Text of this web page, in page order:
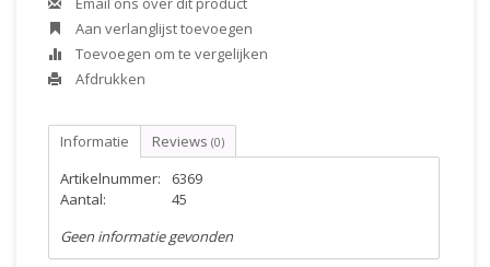
Aan verlanglijst toevoegen
Toevoegen om te vergelijken
Afdrukken
Informatie Reviews (0)
Artikelnummer:
6369
Aantal:
45
Geen informatie gevonden